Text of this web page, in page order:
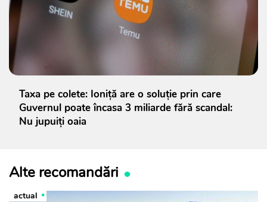
Taxa pe colete: Ioniță are o soluție prin care
Guvernul poate încasa 3 miliarde fără scandal:
Nu jupuiți oaia
Alte recomandări
actual